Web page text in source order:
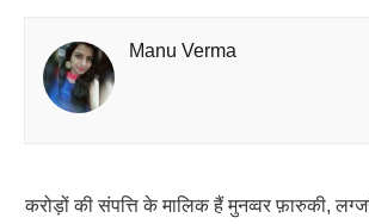
Manu Verma
करोड़ों की संपत्ति के मालिक हैं मुनव्वर फ़ारुकी,